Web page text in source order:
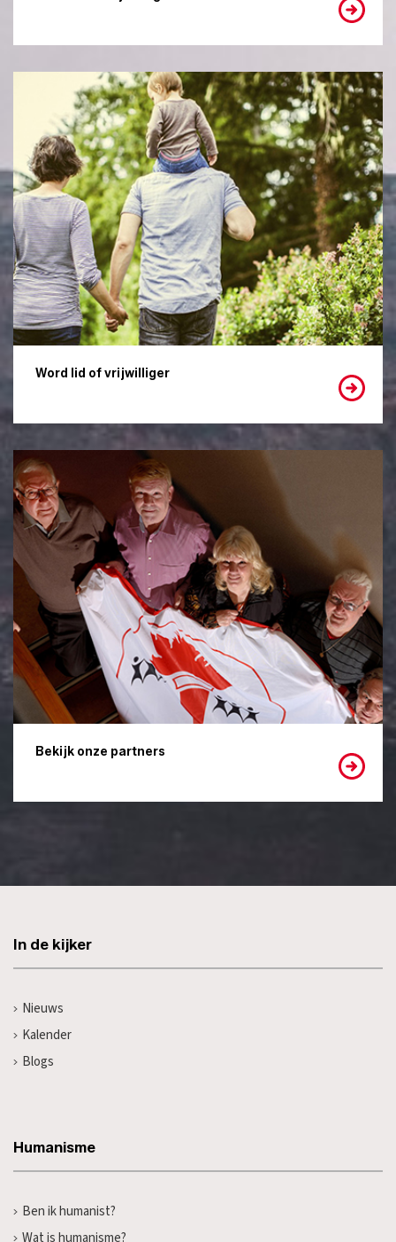
Word lid of vrijwilliger
Bekijk onze partners
In de kijker
Nieuws
Kalender
Blogs
Humanisme
Ben ik humanist?